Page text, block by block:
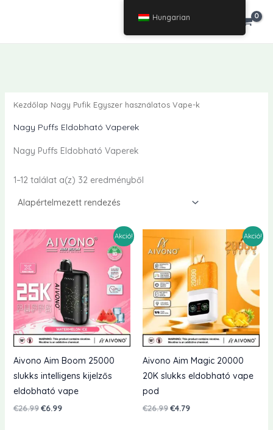
Kezdőlap Nagy Pufik Egyszer használatos Vape-k
Nagy Puffs Eldobható Vaperek
Nagy Puffs Eldobható Vaperek
1–12 találat a(z) 32 eredményből
Akció!
Aivono Aim Boom 25000
slukks intelligens kijelzős
eldobható vape
€26.99 Eredeti
€6.99Jelenlegi
Akció!
Aivono Aim Magic 20000
20K slukks eldobható vape
pod
€26.99Eredeti
€4.79Jelenlegi
Hungarian